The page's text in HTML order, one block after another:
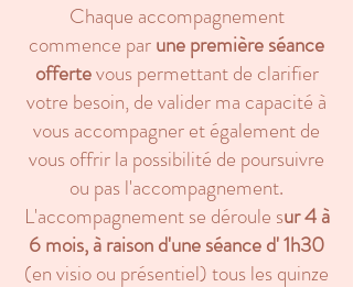
Chaque accompagnement
commence parune première séance
offertevous permettant de clarifier
votre besoin, de valider ma capacité à
vous accompagner et également de
vous offrir la possibilité de poursuivre
ou pas l'accompagnement.
L'accompagnement se déroule sur 4 à
6 mois, à raison d'une séance d' 1h30
(en visio ou présentiel) tous les quinze